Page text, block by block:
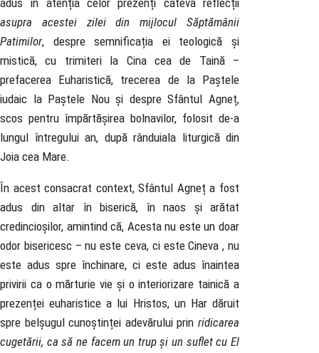
adus în atenția celor prezenți câteva reflecții
asupra acestei zilei din mijlocul Săptămânii
Patimilor, despre semnificația ei teologică și
mistică, cu trimiteri la Cina cea de Taină –
prefacerea Euharistică, trecerea de la Paștele
iudaic la Paștele Nou și despre Sfântul Agneț,
scos pentru împărtășirea bolnavilor, folosit de-a
lungul întregului an, după rânduiala liturgică din
Joia cea Mare.
În acest consacrat context, Sfântul Agneț a fost
adus din altar în biserică, în naos și arătat
credincioșilor, amintind că, Acesta nu este un doar
odor bisericesc – nu este ceva, ci este Cineva , nu
este adus spre închinare, ci este adus înaintea
privirii ca o mărturie vie și o interiorizare tainică a
prezenței euharistice a lui Hristos, un Har dăruit
spre belșugul cunoștinței adevărului prin ridicarea
cugetării, ca să ne facem un trup și un suflet cu El